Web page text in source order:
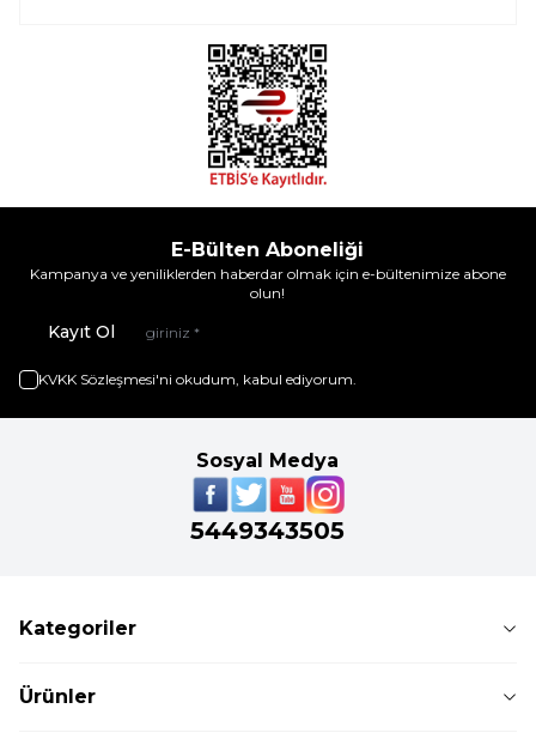
E-Bülten Aboneliği
Kampanya ve yeniliklerden haberdar olmak için e-bültenimize abone
olun!
Kayıt Ol
KVKK Sözleşmesi'ni okudum, kabul ediyorum.
Sosyal Medya
5449343505
Kategoriler
Ürünler